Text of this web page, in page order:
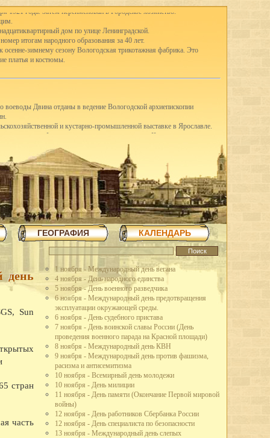
1921 года. Затем переименован в Городское хозяйство.
дом по улице Ленинградской.
итогам народного образования за 40 лет.
зимнему сезону Вологодская трикотажная фабрика. Это
платья и костюмы.
Двина отданы в ведение Вологодской архиепископии
и кустарно-промышленной выставке в Ярославле.
классы школ I ступени присоединены к школам II ступени, открылись
в Англию четыре вагона сливочного масла.
горняков Англии среди трудящихся города.
молочную корову.
насечку слесарных пил. До этого пилы для насечки
экспедиция для дальнейших исследований стоянок
области методом народной стройки в короткий срок
строительстве льнокомбината построена чесальная фабрика,
здание школы ФЗУ. Начато сооружение 70-метровой трубы и
производство автолесовоза А-51-12 в 73 л.с., вместо 40 у старых
час, вместо 25 у предыдущих. Это самый быстроходный и мощный
Германии рабочие и служащие промышленных предприятий города
плана. Лучшим предприятием города по выполнению плана
Красное знамя горкома ВКП(б) и горисполкома.
в судоремонтных мастерских, на ВПВРЗ состоялись воскресники.
потребления кухонных плит, ведер, кастрюль расширен цех
заводе освоено производство гвоздей, посуды из жести.
место во Всесоюзном социалистическом соревновании и получил
драматического театра.
Парковой - на месте древнего городища.
Германом Лебедевым, присвоено звание коммунистической.
по городу на основании нового закона о пенсионном
ГЕОГРАФИЯ КАЛЕНДАРЬ
1 ноября - Международный день вегана
4 ноября - День народного единства
5 ноября - День военного разведчика
6 ноября - Международный день предотвращения
эксплуатации окружающей среды.
6 ноября - День судебного пристава
7 ноября - День воинской славы России (День
проведения военного парада на Красной площади)
8 ноября - Международный день КВН
9 ноября - Международный день против фашизма,
расизма и антисемитизма
10 ноября - Всемирный день молодежи
10 ноября - День милиции
11 ноября - День памяти (Окончание Первой мировой
войны)
12 ноября - День работников Сбербанка России
12 ноября - День специалиста по безопасности
13 ноября - Международный день слепых
день
Sun
стран
часть